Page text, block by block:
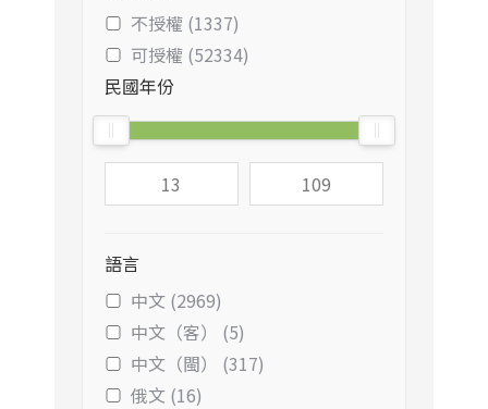
不授權 (1337)
可授權 (52334)
民國年份
語言
中文 (2969)
中文（客） (5)
中文（閩） (317)
俄文 (16)